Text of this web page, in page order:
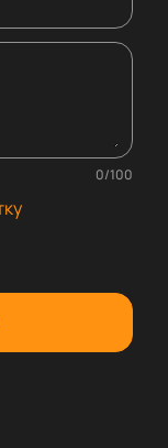
0/100